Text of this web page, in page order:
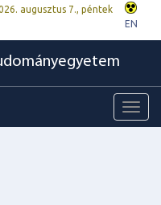
augusztus 7., péntek
EN